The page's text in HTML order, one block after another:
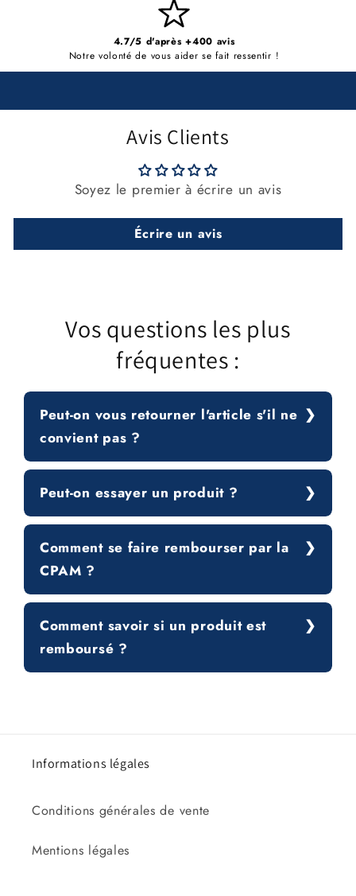
4.7/5 d'après +400 avis
Notre volonté de vous aider se fait ressentir !
Avis Clients
Soyez le premier à écrire un avis
Écrire un avis
Vos questions les plus
fréquentes :
Peut-on vous retourner l'article s'il ne
convient pas ?
Peut-on essayer un produit ?
Comment se faire rembourser par la
CPAM ?
Comment savoir si un produit est
remboursé ?
Informations légales
Conditions générales de vente
Mentions légales